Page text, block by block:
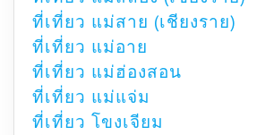
ที่เที่ยว แม่สาย (เชียงราย)
ที่เที่ยว แม่อาย
ที่เที่ยว แม่ฮ่องสอน
ที่เที่ยว แม่แจ่ม
ที่เที่ยว โขงเจียม